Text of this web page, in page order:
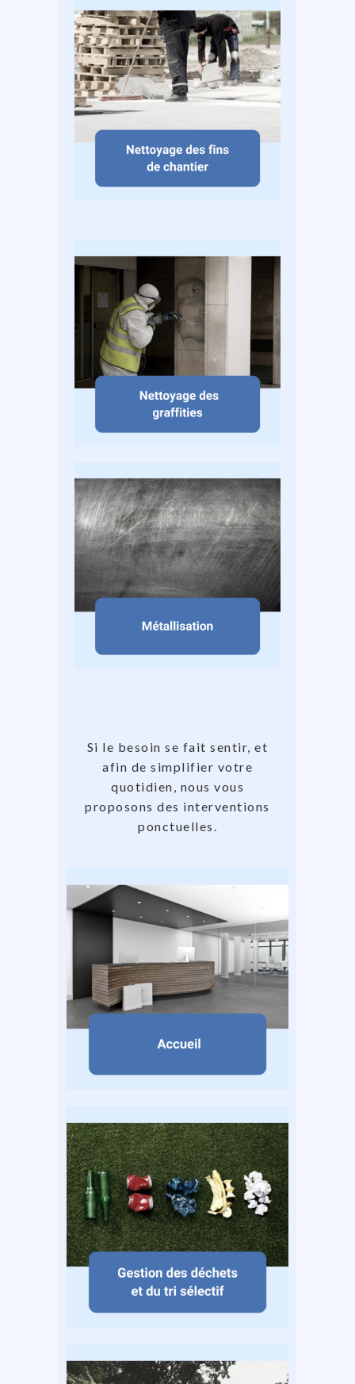
Si le besoin se fait sentir, et
afin de simplifier votre
quotidien, nous vous
proposons des interventions
ponctuelles.